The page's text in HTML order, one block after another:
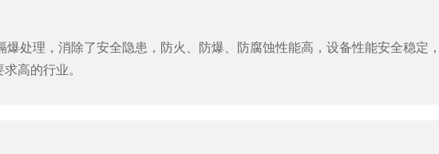
爆处理，消除了安全隐患，防火、防爆、防腐蚀性能高，设备性能安全稳定
高的行业。